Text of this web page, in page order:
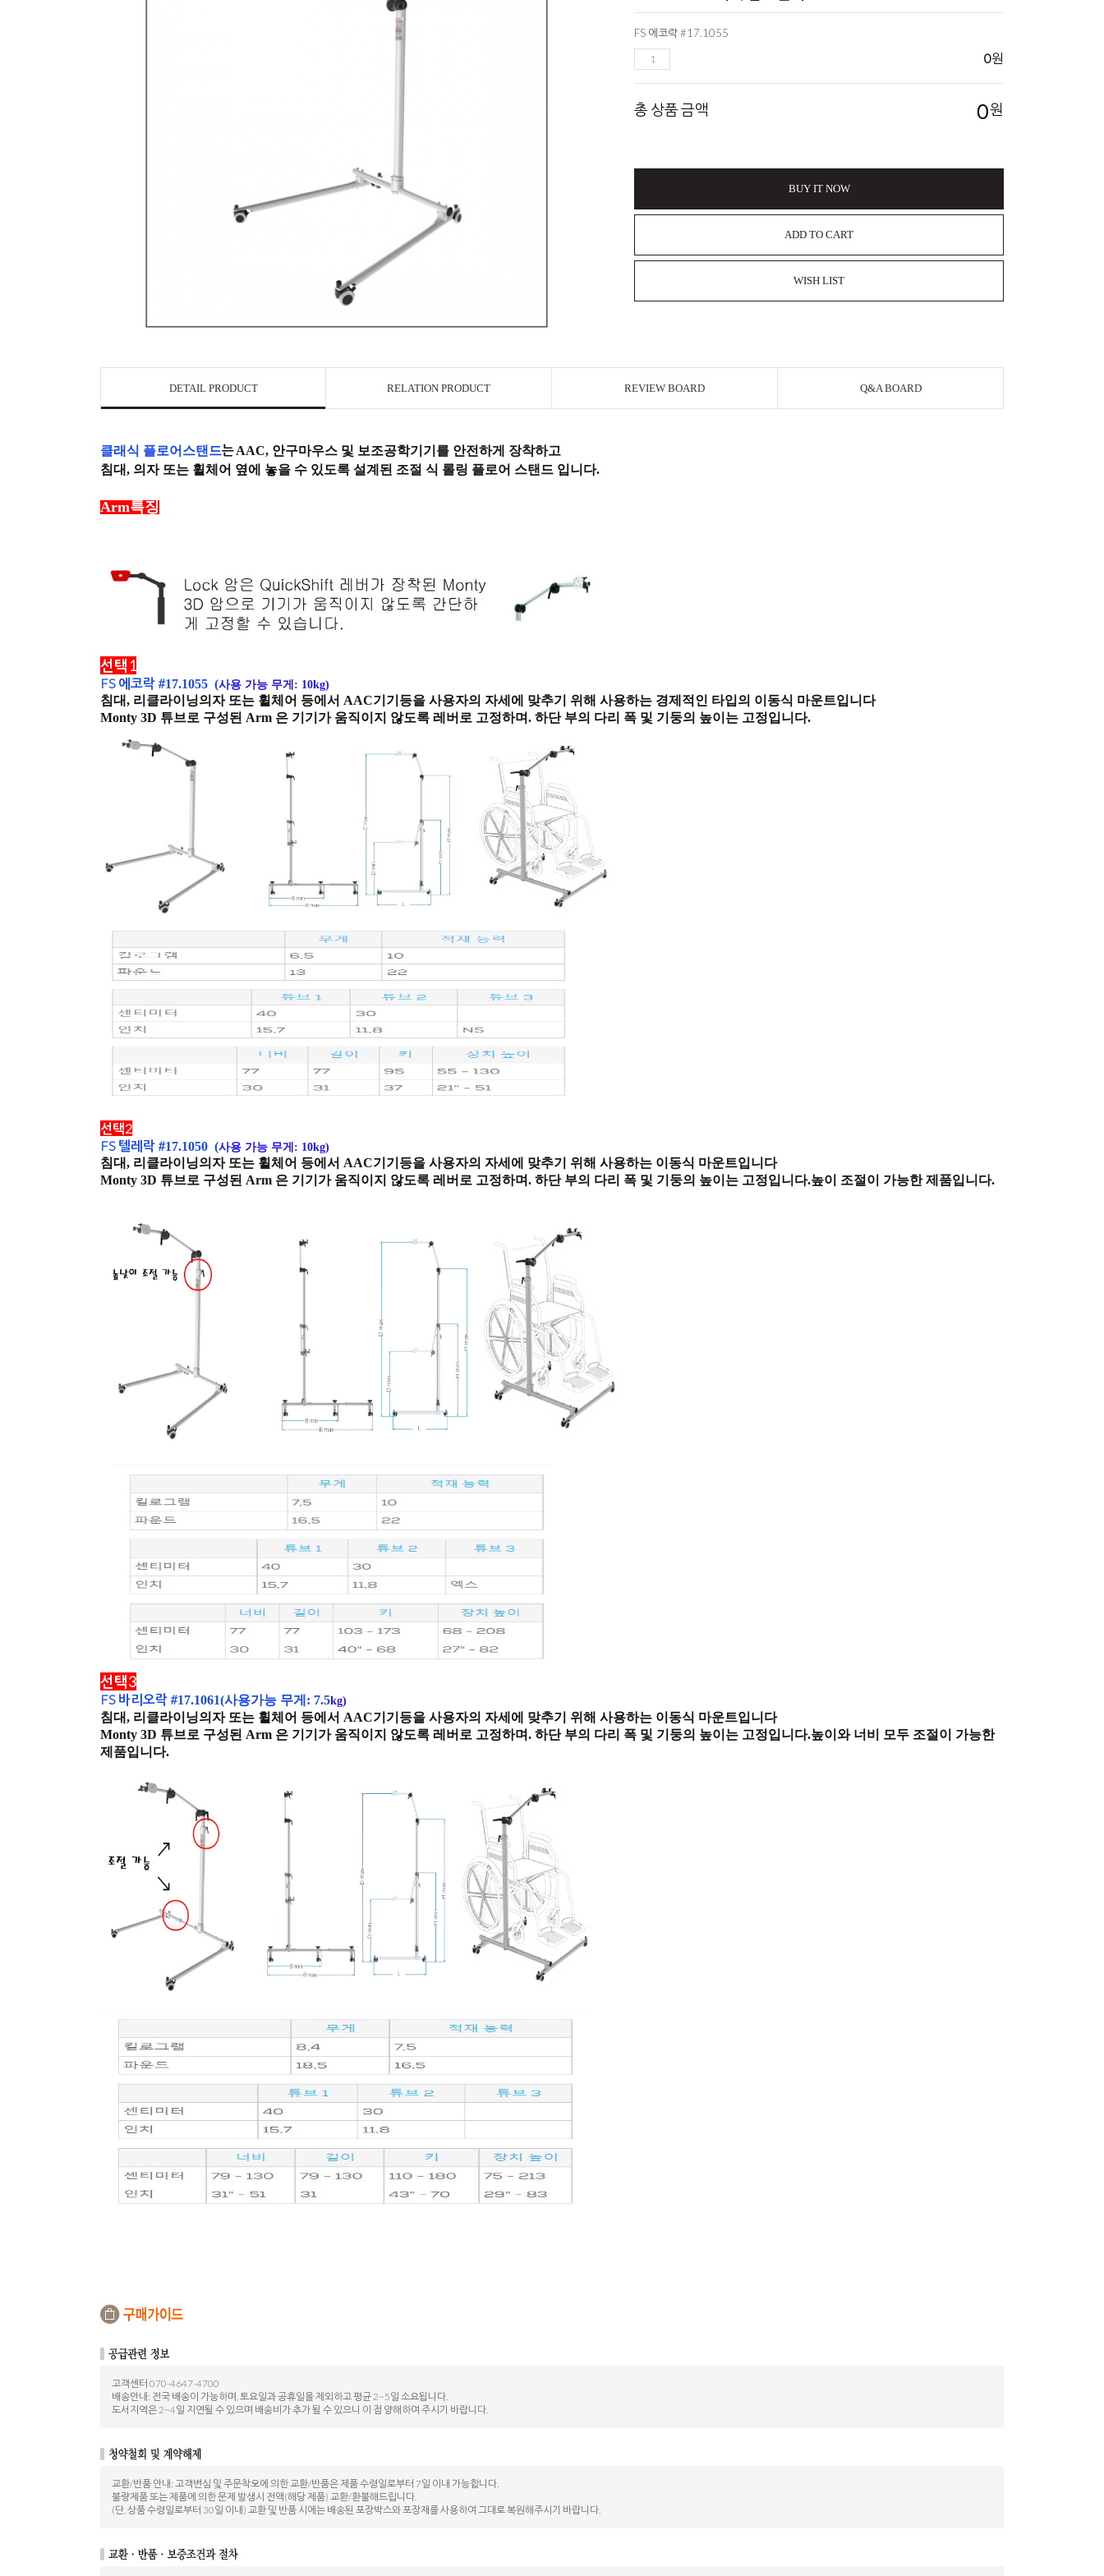
FS 에코락 #17.1055
0원
총 상품 금액 0원
BUY IT NOW
ADD TO CART
WISH LIST
DETAIL PRODUCT RELATION PRODUCT REVIEW BOARD Q&A BOARD
클래식 플로어스탠드는AAC, 안구마우스 및 보조공학기기를 안전하게 장착하고
침대, 의자 또는 휠체어 옆에 놓을 수 있도록 설계된 조절 식 롤링 플로어 스탠드 입니다.
Arm특징
선택1
FS 에코락 #17.1055 (사용 가능 무게: 10kg)
침대, 리클라이닝의자 또는 휠체어 등에서 AAC기기등을 사용자의 자세에 맞추기 위해 사용하는 경제적인 타입의 이동식 마운트입니다
Monty 3D 튜브로 구성된 Arm 은 기기가 움직이지 않도록 레버로 고정하며. 하단 부의 다리 폭 및 기둥의 높이는 고정입니다.
선택2
FS 텔레락 #17.1050 (사용 가능 무게: 10kg)
침대, 리클라이닝의자 또는 휠체어 등에서 AAC기기등을 사용자의 자세에 맞추기 위해 사용하는 이동식 마운트입니다
Monty 3D 튜브로 구성된 Arm 은 기기가 움직이지 않도록 레버로 고정하며. 하단 부의 다리 폭 및 기둥의 높이는 고정입니다.높이 조절이 가능한 제품입니다.
선택3
FS 바리오락 #17.1061(사용가능 무게: 7.5kg)
침대, 리클라이닝의자 또는 휠체어 등에서 AAC기기등을 사용자의 자세에 맞추기 위해 사용하는 이동식 마운트입니다
Monty 3D 튜브로 구성된 Arm 은 기기가 움직이지 않도록 레버로 고정하며. 하단 부의 다리 폭 및 기둥의 높이는 고정입니다.높이와 너비 모두 조절이 가능한
제품입니다.
고객센터 070-4647-4700
배송안내: 전국 배송이 가능하며, 토요일과 공휴일을 제외하고 평균 2~5일 소요됩니다.
도서지역은 2~4일 지연될 수 있으며 배송비가 추가 될 수 있으니 이 점 양해하여 주시기 바랍니다.
교환/반품 안내: 고객변심 및 주문착오에 의한 교환/반품은 제품 수령일로부터 7일 이내 가능합니다.
불량제품 또는 제품에 의한 문제 발생시 전액(해당 제품) 교환/환불해드립니다.
(단, 상품 수령일로부터 30일 이내) 교환 및 반품 시에는 배송된 포장박스와 포장재를 사용하여 그대로 복원해주시기 바랍니다.